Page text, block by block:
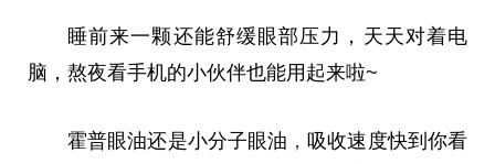
睡前来一颗还能舒缓眼部压力，天天对着电
脑，熬夜看手机的小伙伴也能用起来啦~
霍普眼油还是小分子眼油 ，吸收速度快到你看